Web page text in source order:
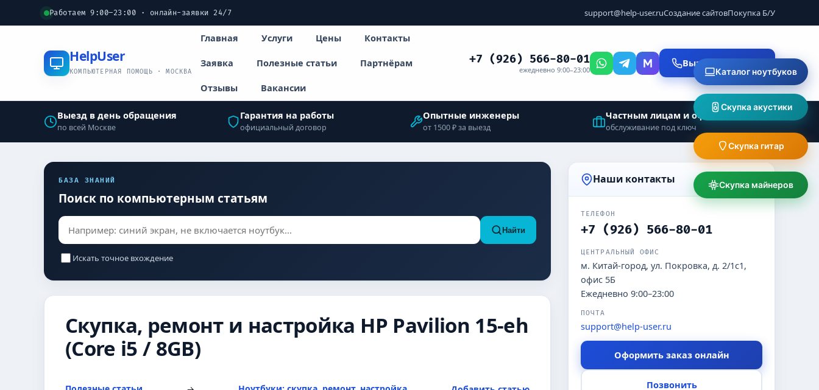
Работаем 9:00–23:00 · онлайн-заявки 24/7 support@help-user.ruСоздание сайтовПокупка Б/У
HelpUser
КОМПЬЮТЕРНАЯ ПОМОЩЬ · МОСКВА
Главная Услуги Цены Контакты
Заявка Полезные статьи Партнёрам
Отзывы Вакансии
+7 (926) 566-80-01
ежедневно 9:00–23:00
Вызвать мастера
Выезд в день обращения
по всей Москве
Гарантия на работы
официальный договор
Опытные инженеры
от 1500 ₽ за выезд
Частным лицам и офисам
обслуживание под ключ
БАЗА ЗНАНИЙ
Поиск по компьютерным статьям
Найти
Искать точное вхождение
Скупка, ремонт и настройка HP Pavilion 15-eh
(Core i5 / 8GB)
Наши контакты
ТЕЛЕФОН
+7 (926) 566-80-01
ЦЕНТРАЛЬНЫЙ ОФИС
м. Китай-город, ул. Покровка, д. 2/1с1,
офис 5Б
Ежедневно 9:00–23:00
ПОЧТА
support@help-user.ru
Оформить заказ онлайн
Позвонить
Каталог ноутбуков
Скупка акустики
Скупка гитар
Скупка майнеров